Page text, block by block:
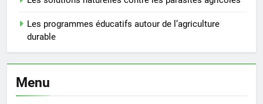
Les programmes éducatifs autour de l’agriculture
durable
Menu